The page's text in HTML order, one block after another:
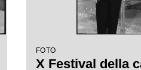
FOTO
X Festival della